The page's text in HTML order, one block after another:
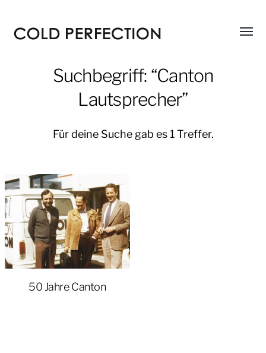
PERFECTION
Menü
Suchbegriff: “Canton
Lautsprecher”
Für deine Suche gab es 1 Treffer.
50 Jahre Canton